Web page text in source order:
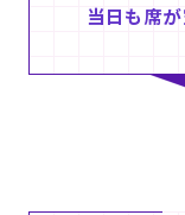
当日も席